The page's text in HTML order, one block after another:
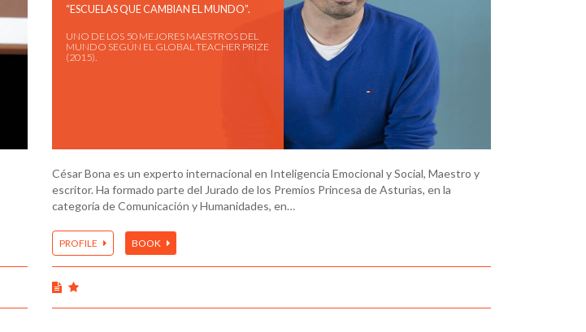
“ESCUELAS QUE CAMBIAN EL MUNDO”.
UNO DE LOS 50 MEJORES MAESTROS DEL
MUNDO SEGÚN EL GLOBAL TEACHER PRIZE
(2015).
César Bona es un experto internacional en Inteligencia Emocional y Social, Maestro y
escritor. Ha formado parte del Jurado de los Premios Princesa de Asturias, en la
categoría de Comunicación y Humanidades, en…
PROFILE BOOK